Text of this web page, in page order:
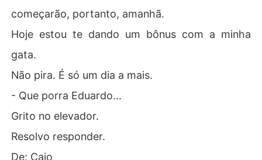
começarão, portanto, amanhã.
Hoje estou te dando um bônus com a minha
gata.
Não pira. É só um dia a mais.
- Que porra Eduardo...
Grito no elevador.
Resolvo responder.
De: Caio